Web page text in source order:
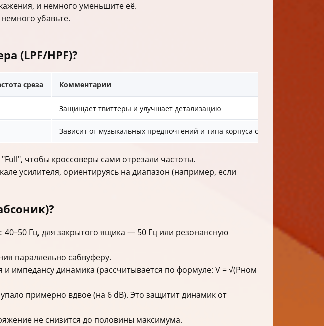
и немного уменьшите её.
убавьте.
(LPF/HPF)?
среза Комментарии
Защищает твиттеры и улучшает детализацию
Зависит от музыкальных предпочтений и типа корпуса саба
чтобы кроссоверы сами отрезали частоты.
усилителя, ориентируясь на диапазон (например, если
Гц, для закрытого ящика — 50 Гц или резонансную
параллельно сабвуферу.
импедансу динамика (рассчитывается по формуле: V = √(Pном
примерно вдвое (на 6 dB). Это защитит динамик от
не снизится до половины максимума.